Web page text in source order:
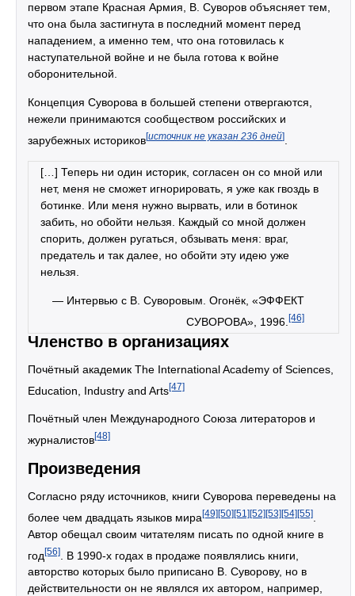
первом этапе Красная Армия, В. Суворов объясняет тем,
что она была застигнута в последний момент перед
нападением, а именно тем, что она готовилась к
наступательной войне и не была готова к войне
оборонительной.
Концепция Суворова в большей степени отвергаются,
нежели принимаются сообществом российских и
зарубежных историков[источник не указан 236 дней]
[…] Теперь ни один историк, согласен он со мной или
нет, меня не сможет игнорировать, я уже как гвоздь в
ботинке. Или меня нужно вырвать, или в ботинок
забить, но обойти нельзя. Каждый со мной должен
спорить, должен ругаться, обзывать меня: враг,
предатель и так далее, но обойти эту идею уже
нельзя.
— Интервью с В. Суворовым. Огонёк, «ЭФФЕКТ
СУВОРОВА», 1996. [46]
Членство в организациях
Почётный академик The International Academy of Sciences,
Education, Industry and Arts[47]
Почётный член Международного Союза литераторов и
журналистов[48]
Произведения
Согласно ряду источников, книги Суворова переведены на
более чем двадцать языков мира[49][50][51][52][53][54][55]
Автор обещал своим читателям писать по одной книге в
год[56]
. В 1990-х годах в продаже появлялись книги,
авторство которых было приписано В. Суворову, но в
действительности он не являлся их автором, например,